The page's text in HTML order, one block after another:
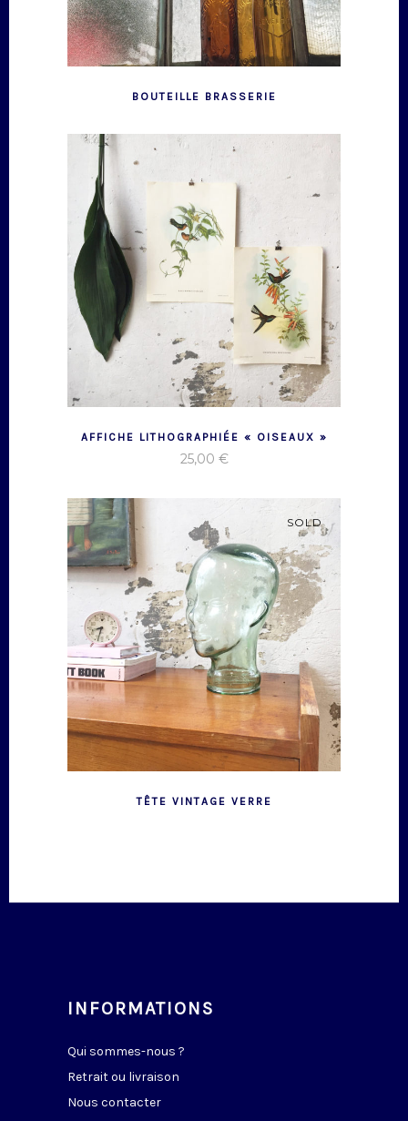
BOUTEILLE BRASSERIE
AFFICHE LITHOGRAPHIÉE « OISEAUX »
25,00 €
SOLD
TÊTE VINTAGE VERRE
INFORMATIONS
Qui sommes-nous ?
Retrait ou livraison
Nous contacter